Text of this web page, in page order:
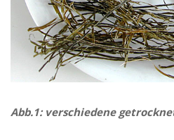
Abb.1: verschiedene